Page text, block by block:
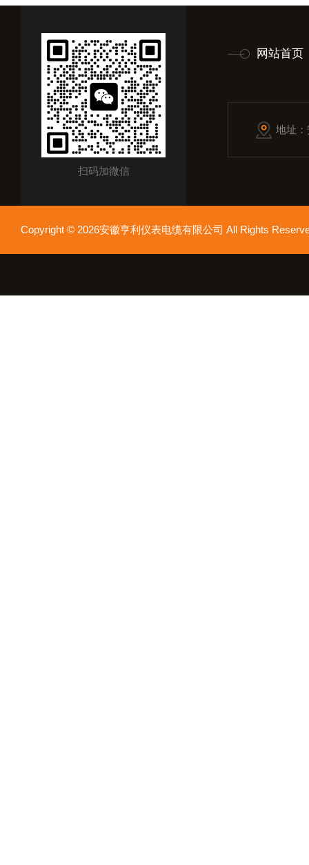
扫码加微信
网站首页
地址
Copyright © 2026安徽亨利仪表电缆有限公司 All Rights